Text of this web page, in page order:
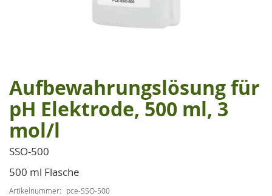
Zum
Anfang
der
Bildgalerie
springen
Aufbewahrungslösung für
pH Elektrode, 500 ml, 3
mol/l
SSO-500
500 ml Flasche
Artikelnummer pce-SSO-500